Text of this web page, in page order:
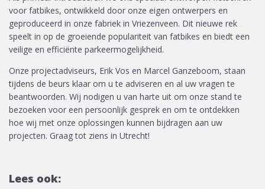
voor fatbikes, ontwikkeld door onze eigen ontwerpers en
geproduceerd in onze fabriek in Vriezenveen. Dit nieuwe rek
speelt in op de groeiende populariteit van fatbikes en biedt een
veilige en efficiënte parkeermogelijkheid.
Onze projectadviseurs, Erik Vos en Marcel Ganzeboom, staan
tijdens de beurs klaar om u te adviseren en al uw vragen te
beantwoorden. Wij nodigen u van harte uit om onze stand te
bezoeken voor een persoonlijk gesprek en om te ontdekken
hoe wij met onze oplossingen kunnen bijdragen aan uw
projecten. Graag tot ziens in Utrecht!
Lees ook: